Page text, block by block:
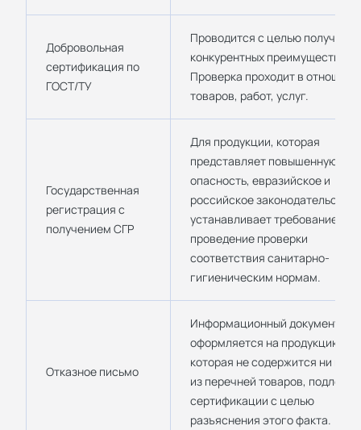
Добровольная
сертификация по
ГОСТ/ТУ
Проводится с целью получения
конкурентных преимуществ.
Проверка проходит в
товаров, работ, услуг.
Государственная
регистрация с
получением СГР
Для продукции, которая
представляет повышенную
опасность, евразийское и
российское законодательство
устанавливает требование
проведение проверки
соответствия санитарно-
гигиеническим нормам.
Отказное письмо
Информационный документ
оформляется на продукцию,
которая не содержится ни в
из перечней товаров,
сертификации с целью
разъяснения этого факта.